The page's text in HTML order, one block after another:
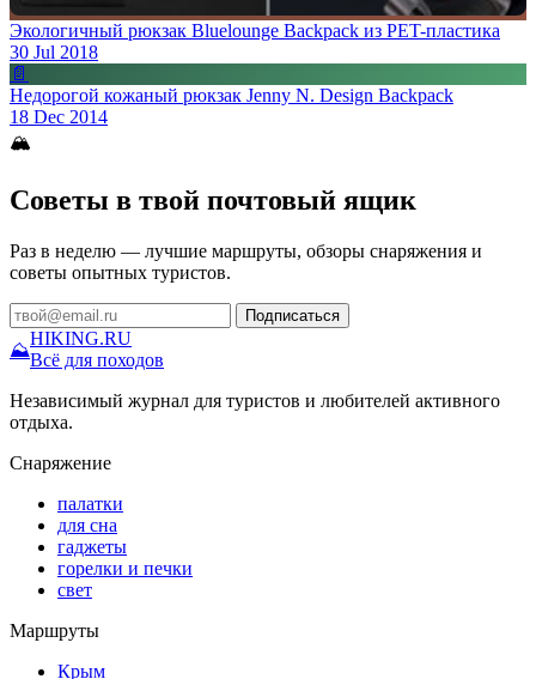
Экологичный рюкзак Bluelounge Backpack из PET-пластика
30 Jul 2018
📄
Недорогой кожаный рюкзак Jenny N. Design Backpack
18 Dec 2014
🏔
Советы в твой почтовый ящик
Раз в неделю — лучшие маршруты, обзоры снаряжения и
советы опытных туристов.
Подписаться
⛰
HIKING.RU
Всё для походов
Независимый журнал для туристов и любителей активного
отдыха.
Снаряжение
палатки
для сна
гаджеты
горелки и печки
свет
Маршруты
Крым